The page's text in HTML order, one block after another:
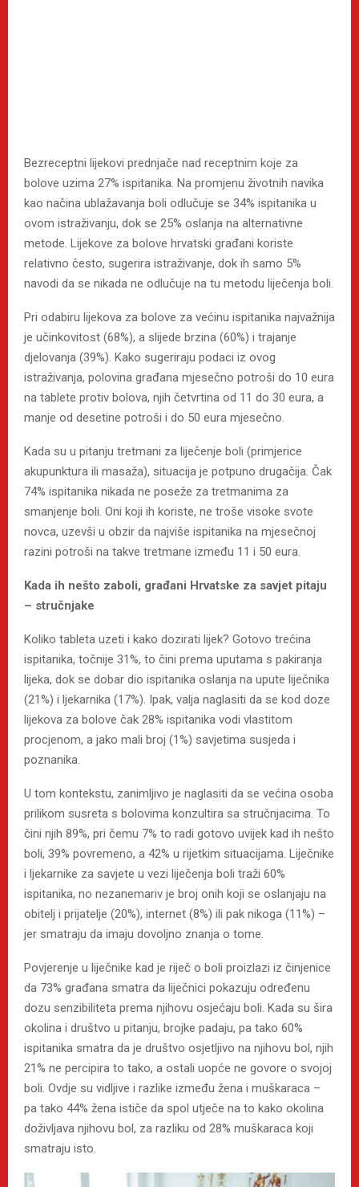
Bezreceptni lijekovi prednjače nad receptnim koje za
bolove uzima 27% ispitanika. Na promjenu životnih navika
kao načina ublažavanja boli odlučuje se 34% ispitanika u
ovom istraživanju, dok se 25% oslanja na alternativne
metode. Lijekove za bolove hrvatski građani koriste
relativno često, sugerira istraživanje, dok ih samo 5%
navodi da se nikada ne odlučuje na tu metodu liječenja boli.
Pri odabiru lijekova za bolove za većinu ispitanika najvažnija
je učinkovitost (68%), a slijede brzina (60%) i trajanje
djelovanja (39%). Kako sugeriraju podaci iz ovog
istraživanja, polovina građana mjesečno potroši do 10 eura
na tablete protiv bolova, njih četvrtina od 11 do 30 eura, a
manje od desetine potroši i do 50 eura mjesečno.
Kada su u pitanju tretmani za liječenje boli (primjerice
akupunktura ili masaža), situacija je potpuno drugačija. Čak
74% ispitanika nikada ne poseže za tretmanima za
smanjenje boli. Oni koji ih koriste, ne troše visoke svote
novca, uzevši u obzir da najviše ispitanika na mjesečnoj
razini potroši na takve tretmane između 11 i 50 eura.
Kada ih nešto zaboli, građani Hrvatske za savjet pitaju
– stručnjake
Koliko tableta uzeti i kako dozirati lijek? Gotovo trećina
ispitanika, točnije 31%, to čini prema uputama s pakiranja
lijeka, dok se dobar dio ispitanika oslanja na upute liječnika
(21%) i ljekarnika (17%). Ipak, valja naglasiti da se kod doze
lijekova za bolove čak 28% ispitanika vodi vlastitom
procjenom, a jako mali broj (1%) savjetima susjeda i
poznanika.
U tom kontekstu, zanimljivo je naglasiti da se većina osoba
prilikom susreta s bolovima konzultira sa stručnjacima. To
čini njih 89%, pri čemu 7% to radi gotovo uvijek kad ih nešto
boli, 39% povremeno, a 42% u rijetkim situacijama. Liječnike
i ljekarnike za savjete u vezi liječenja boli traži 60%
ispitanika, no nezanemariv je broj onih koji se oslanjaju na
obitelj i prijatelje (20%), internet (8%) ili pak nikoga (11%) –
jer smatraju da imaju dovoljno znanja o tome.
Povjerenje u liječnike kad je riječ o boli proizlazi iz činjenice
da 73% građana smatra da liječnici pokazuju određenu
dozu senzibiliteta prema njihovu osjećaju boli. Kada su šira
okolina i društvo u pitanju, brojke padaju, pa tako 60%
ispitanika smatra da je društvo osjetljivo na njihovu bol, njih
21% ne percipira to tako, a ostali uopće ne govore o svojoj
boli. Ovdje su vidljive i razlike između žena i muškaraca –
pa tako 44% žena ističe da spol utječe na to kako okolina
doživljava njihovu bol, za razliku od 28% muškaraca koji
smatraju isto.